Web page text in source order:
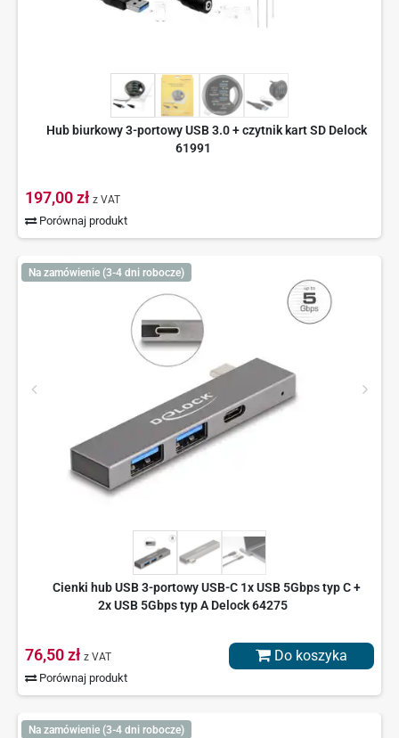
Hub biurkowy 3-portowy USB 3.0 + czytnik kart SD Delock
61991
197,00 zł z VAT
Porównaj produkt
Na zamówienie (3-4 dni robocze)
Cienki hub USB 3-portowy USB-C 1x USB 5Gbps typ C +
2x USB 5Gbps typ A Delock 64275
76,50 zł z VAT
Porównaj produkt
Do koszyka
Na zamówienie (3-4 dni robocze)